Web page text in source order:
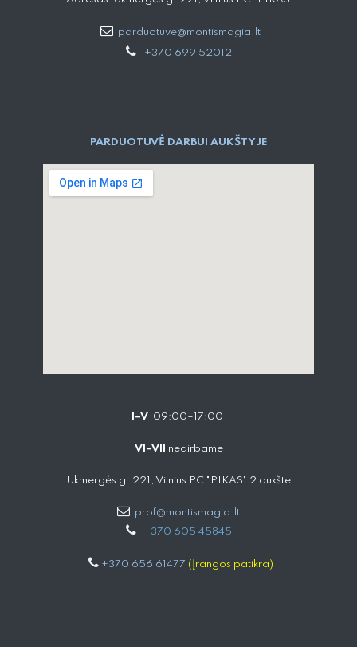
parduotuve@montismagia.lt
+370 699 52012
PARDUOTUVĖ DARBUI AUKŠTYJE
I–V 09:00–17:00
VI–VII nedirbame
Ukmergės g. 221, Vilnius PC "PIKAS" 2 aukšte
prof@montismagia.lt
+370 605 4584​5
+370 656 61477 (Įrangos patikra)